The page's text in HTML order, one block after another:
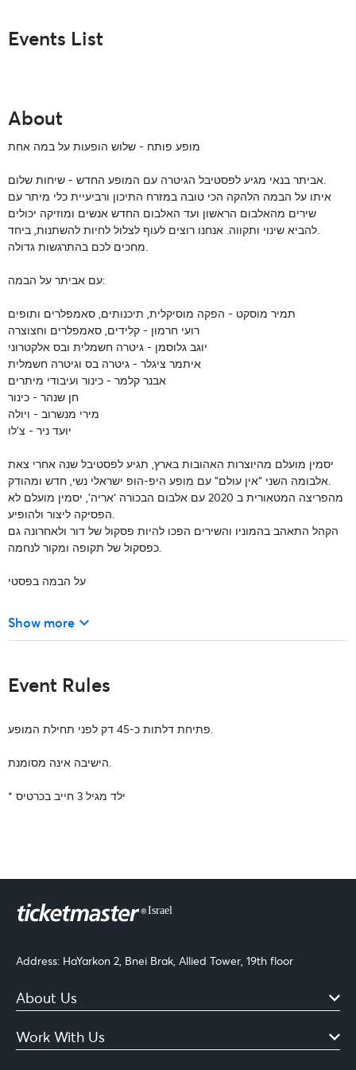
Events List
About
מופע פותח - שלוש הופעות על במה אחת
אביתר בנאי מגיע לפסטיבל הגיטרה עם המופע החדש - שיחות שלום.
איתו על הבמה הלהקה הכי טובה במזרח התיכון ורביעיית כלי מיתר עם
שירים מהאלבום הראשון ועד האלבום החדש אנשים ומוזיקה יכולים
להביא שינוי ותקווה. אנחנו רוצים לעוף לצלול לחיות להשתנות, ביחד.
מחכים לכם בהתרגשות גדולה.
עם אביתר על הבמה:
תמיר מוסקט - הפקה מוסיקלית, תיכנותים, סאמפלרים ותופים
רועי חרמון - קלידים, סאמפלרים וחצוצרה
יוגב גלוסמן - גיטרה חשמלית ובס אלקטרוני
איתמר ציגלר - גיטרה בס וגיטרה חשמלית
אבנר קלמר - כינור ועיבודי מיתרים
חן שנהר - כינור
מירי מנשרוב - ויולה
יועד ניר - צ'לו
יסמין מועלם מהיוצרות האהובות בארץ, תגיע לפסטיבל שנה אחרי צאת
אלבומה השני “אין עולם” עם מופע היפ-הופ ישראלי נשי, חדש ומהודק.
מהפריצה המטאורית ב 2020 עם אלבום הבכורה ‘אריה’, יסמין מועלם לא
הפסיקה ליצור ולהופיע.
הקהל התאהב בהמוניו והשירים הפכו להיות פסקול של דור ולאחרונה גם
כפסקול של תקופה ומקור לנחמה.
על הבמה בפסטי
Show more keyboard_arrow_down
Event Rules
פתיחת דלתות כ-45 דק לפני תחילת המופע.
הישיבה אינה מסומנת.
* ילד מגיל 3 חייב בכרטיס
Address: HaYarkon 2, Bnei Brak, Allied Tower, 19th floor
About Us
Work With Us